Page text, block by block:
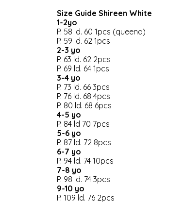
Size Guide Shireen White
1-2yo
P. 58 ld. 60 1pcs (queena)
P. 59 ld. 62 1pcs
2-3 yo
P. 63 ld. 62 2pcs
P. 69 ld. 64 1pcs
3-4 yo
P. 73 ld. 66 3pcs
P. 76 ld. 68 4pcs
P. 80 ld. 68 6pcs
4-5 yo
P. 84 ld 70 7pcs
5-6 yo
P. 87 ld. 72 8pcs
6-7 yo
P. 94 ld. 74 10pcs
7-8 yo
P. 98 ld. 74 3pcs
9-10 yo
P. 109 ld. 76 2pcs